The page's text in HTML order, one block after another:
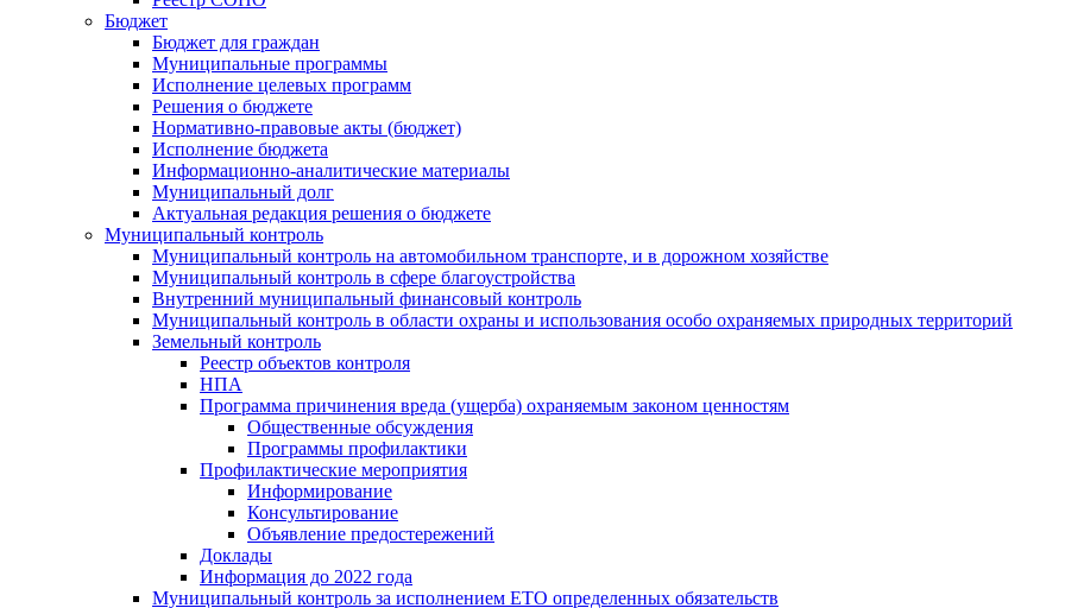
Бюджет
Бюджет для граждан
Муниципальные программы
Исполнение целевых программ
Решения о бюджете
Нормативно-правовые акты (бюджет)
Исполнение бюджета
Информационно-аналитические материалы
Муниципальный долг
Актуальная редакция решения о бюджете
Муниципальный контроль
Муниципальный контроль на автомобильном транспорте, и в дорожном хозяйстве
Муниципальный контроль в сфере благоустройства
Внутренний муниципальный финансовый контроль
Муниципальный контроль в области охраны и использования особо охраняемых природных территорий
Земельный контроль
Реестр объектов контроля
НПА
Программа причинения вреда (ущерба) охраняемым законом ценностям
Общественные обсуждения
Программы профилактики
Профилактические мероприятия
Информирование
Консультирование
Объявление предостережений
Доклады
Информация до 2022 года
Муниципальный контроль за исполнением ЕТО определенных обязательств